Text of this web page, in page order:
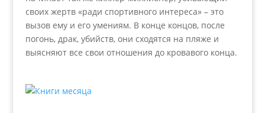
своих жертв «ради спортивного интереса» – это
вызов ему и его умениям. В конце концов, после
погонь, драк, убийств, они сходятся на пляже и
выясняют все свои отношения до кровавого конца.